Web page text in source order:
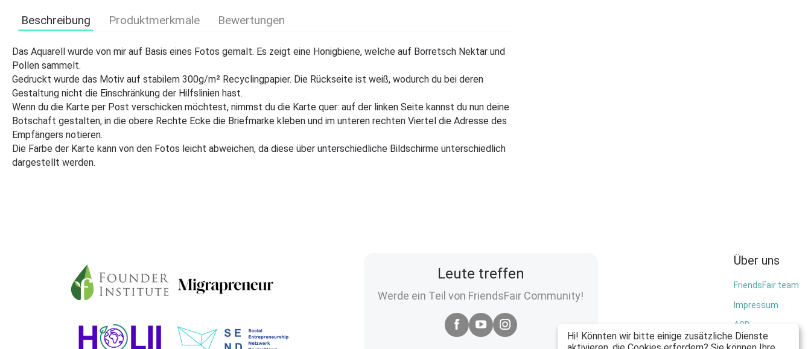
Beschreibung Produktmerkmale Bewertungen
Das Aquarell wurde von mir auf Basis eines Fotos gemalt. Es zeigt eine Honigbiene, welche auf Borretsch Nektar und
Pollen sammelt.
Gedruckt wurde das Motiv auf stabilem 300g/m² Recyclingpapier. Die Rückseite ist weiß, wodurch du bei deren
Gestaltung nicht die Einschränkung der Hilfslinien hast.
Wenn du die Karte per Post verschicken möchtest, nimmst du die Karte quer: auf der linken Seite kannst du nun deine
Botschaft gestalten, in die obere Rechte Ecke die Briefmarke kleben und im unteren rechten Viertel die Adresse des
Empfängers notieren.
Die Farbe der Karte kann von den Fotos leicht abweichen, da diese über unterschiedliche Bildschirme unterschiedlich
dargestellt werden.
Leute treffen
Werde ein Teil von FriendsFair Community!
Über uns
FriendsFair team
Impressum
AGB
Privacy policy
Hi! Könnten wir bitte einige zusätzliche Dienste